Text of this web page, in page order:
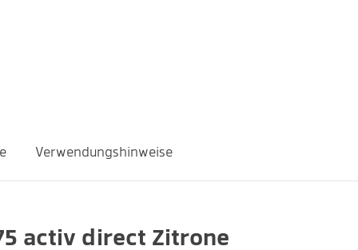
Verwendungshinweise
activ direct Zitrone